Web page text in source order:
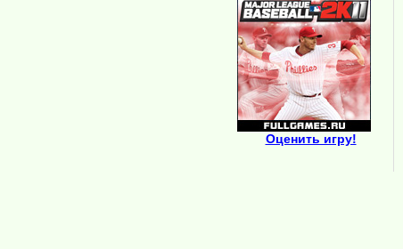
Оценить игру!